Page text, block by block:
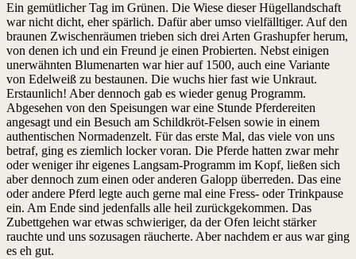
Ein gemütlicher Tag im Grünen. Die Wiese dieser Hügellandschaft
war nicht dicht, eher spärlich. Dafür aber umso vielfälltiger. Auf den
braunen Zwischenräumen trieben sich drei Arten Grashupfer herum,
von denen ich und ein Freund je einen Probierten. Nebst einigen
unerwähnten Blumenarten war hier auf 1500, auch eine Variante
von Edelweiß zu bestaunen. Die wuchs hier fast wie Unkraut.
Erstaunlich! Aber dennoch gab es wieder genug Programm.
Abgesehen von den Speisungen war eine Stunde Pferdereiten
angesagt und ein Besuch am Schildkröt-Felsen sowie in einem
authentischen Normadenzelt. Für das erste Mal, das viele von uns
betraf, ging es ziemlich locker voran. Die Pferde hatten zwar mehr
oder weniger ihr eigenes Langsam-Programm im Kopf, ließen sich
aber dennoch zum einen oder anderen Galopp überreden. Das eine
oder andere Pferd legte auch gerne mal eine Fress- oder Trinkpause
ein. Am Ende sind jedenfalls alle heil zurückgekommen. Das
Zubettgehen war etwas schwieriger, da der Ofen leicht stärker
rauchte und uns sozusagen räucherte. Aber nachdem er aus war ging
es eh gut.